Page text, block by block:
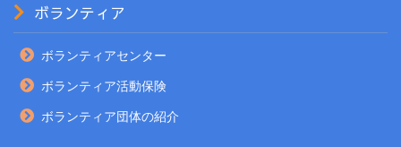
ボランティア
ボランティアセンター
ボランティア活動保険
ボランティア団体の紹介